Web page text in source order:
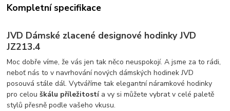
Kompletní specifikace
JVD Dámské zlacené designové hodinky JVD
JZ213.4
Moc dobře víme, že vás jen tak něco neuspokojí. A jsme za to rádi,
neboť nás to v navrhování nových dámských hodinek JVD
posouvá stále dál. Vytváříme tak elegantní náramkové hodinky
pro celouškálu příležitostía vy si můžete vybrat v celé paletě
stylů přesně podle vašeho vkusu.